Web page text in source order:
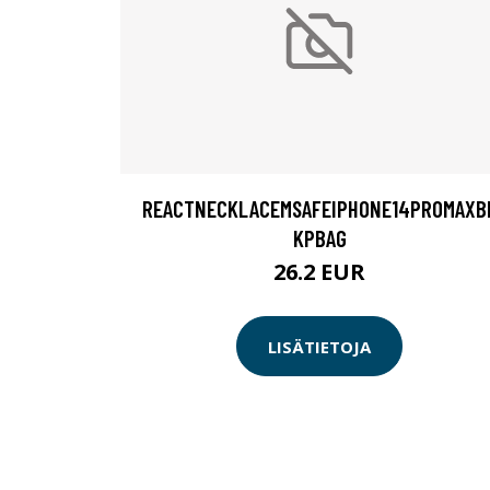
KPBAG
26.2 EUR
LISÄTIETOJA